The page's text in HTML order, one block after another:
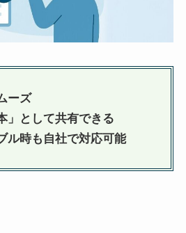
ーズ
」として共有できる
ル時も自社で対応可能